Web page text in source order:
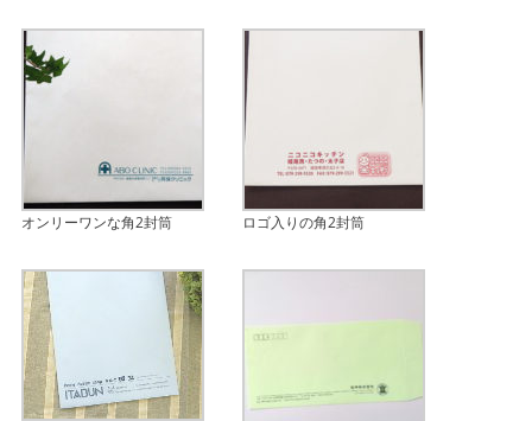
オンリーワンな角2封筒 ロゴ入りの角2封筒